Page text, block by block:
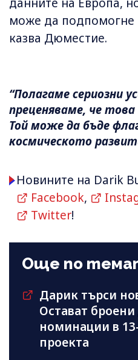
данните на Европа,
може да подпомогне
казва Дюместие.
“Полагаме сериозни
преценяваме, че
Той може да бъде
космическото
Новините на Darik
Facebook,
Twitter!
Още по
Дарик търси
Остават броени
номинации в
проекта